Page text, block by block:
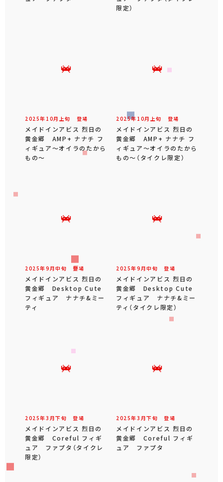
限定）
2025年 10月 上旬 登場
メイドインアビス 烈日の
黄金郷 AMP+ ナナチ フ
ィギュア～オイラのたから
もの～
2025年 10月 上旬 登場
メイドインアビス 烈日の
黄金郷 AMP+ ナナチ フ
ィギュア～オイラのたから
もの～（タイクレ限定）
2025年9 月中旬 登場
メイドインアビス 烈日の
黄金郷 Desktop Cute
フィギュア ナナチ&ミー
ティ
2025年9 月中旬 登場
メイドインアビス 烈日の
黄金郷 Desktop Cute
フィギュア ナナチ&ミー
ティ（タイクレ限定）
2025年3 月下旬 登場
メイドインアビス 烈日の
黄金郷 Coreful フィギ
ュア ファプタ（タイクレ
限定）
2025年3 月下旬 登場
メイドインアビス 烈日の
黄金郷 Coreful フィギ
ュア ファプタ